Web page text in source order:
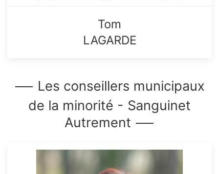
Tom
LAGARDE
Les conseillers municipaux
de la minorité - Sanguinet
Autrement